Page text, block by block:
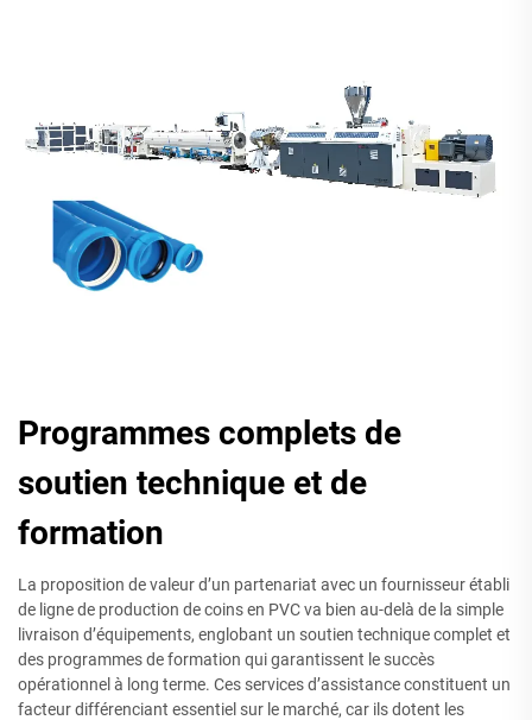
Programmes complets de
soutien technique et de
formation
La proposition de valeur d’un partenariat avec un fournisseur établi
de ligne de production de coins en PVC va bien au-delà de la simple
livraison d’équipements, englobant un soutien technique complet et
des programmes de formation qui garantissent le succès
opérationnel à long terme. Ces services d’assistance constituent un
facteur différenciant essentiel sur le marché, car ils dotent les